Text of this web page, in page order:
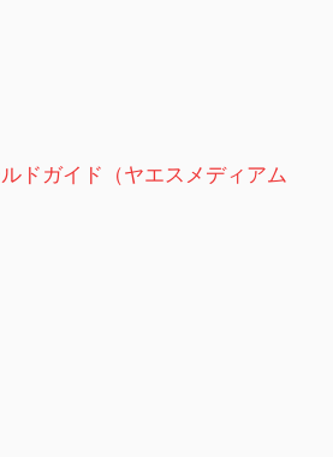
ドガイド（ヤエスメディアム